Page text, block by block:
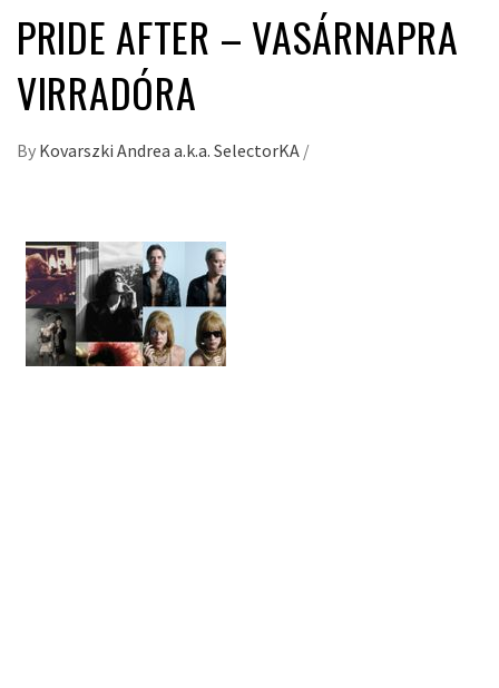
PRIDE AFTER – VASÁRNAPRA
VIRRADÓRA
By Kovarszki Andrea a.k.a. SelectorKA /